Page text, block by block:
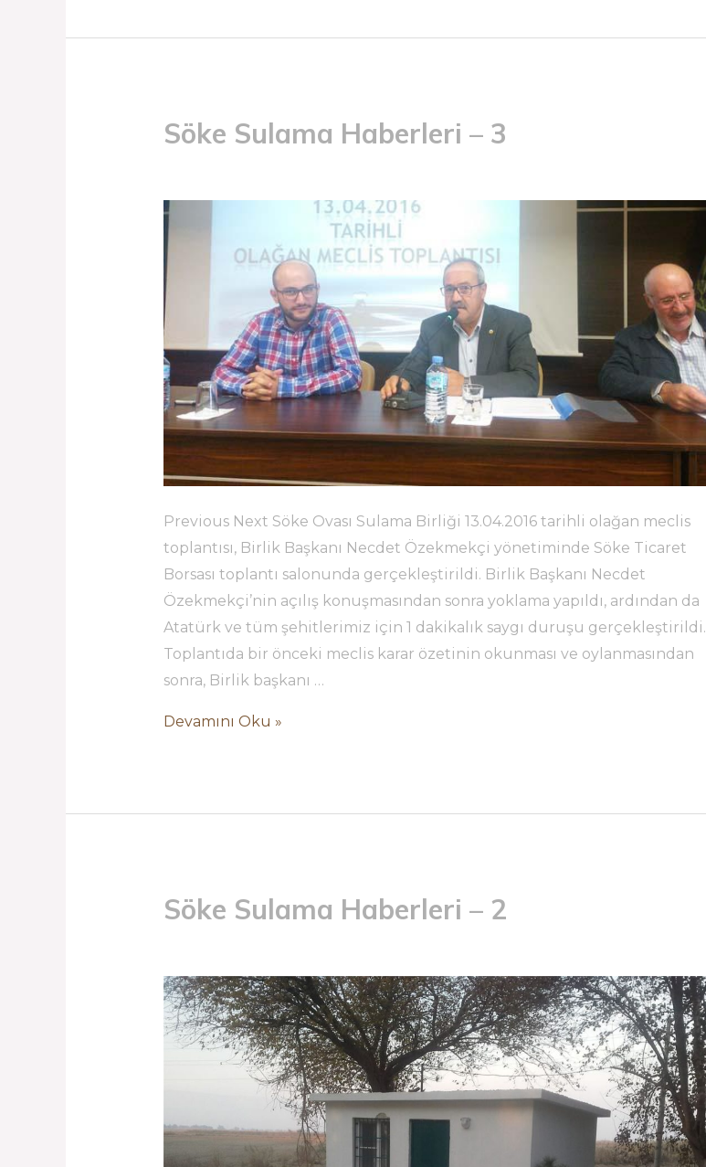
Söke Sulama Haberleri – 3
Previous Next Söke Ovası Sulama Birliği 13.04.2016 tarihli olağan meclis
toplantısı, Birlik Başkanı Necdet Özekmekçi yönetiminde Söke Ticaret
Borsası toplantı salonunda gerçekleştirildi. Birlik Başkanı Necdet
Özekmekçi’nin açılış konuşmasından sonra yoklama yapıldı, ardından da
Atatürk ve tüm şehitlerimiz için 1 dakikalık saygı duruşu gerçekleştirildi.
Toplantıda bir önceki meclis karar özetinin okunması ve oylanmasından
sonra, Birlik başkanı …
Devamını Oku »
Söke Sulama Haberleri – 2